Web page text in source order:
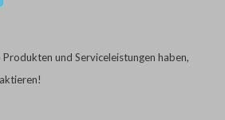
Produkten und Serviceleistungen haben,